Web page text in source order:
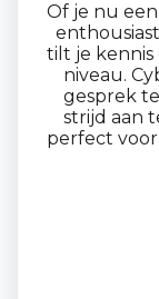
Of je nu
tilt je kennis
niveau.
gesprek
strijd aan
perfect